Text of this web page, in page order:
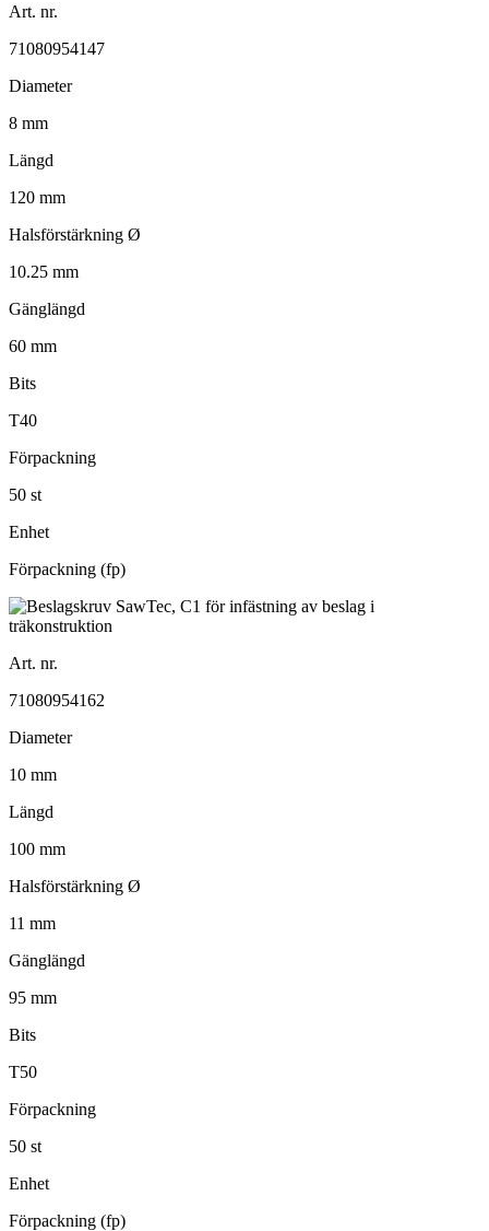
Art. nr.
71080954147
Diameter
8 mm
Längd
120 mm
Halsförstärkning Ø
10.25 mm
Gänglängd
60 mm
Bits
T40
Förpackning
50 st
Enhet
Förpackning (fp)
Art. nr.
71080954162
Diameter
10 mm
Längd
100 mm
Halsförstärkning Ø
11 mm
Gänglängd
95 mm
Bits
T50
Förpackning
50 st
Enhet
Förpackning (fp)